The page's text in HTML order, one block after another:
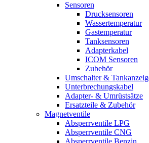
Sensoren
Drucksensoren
Wassertemperatur
Gastemperatur
Tanksensoren
Adapterkabel
ICOM Sensoren
Zubehör
Umschalter &
Unterbrechungskabel
Adapter- & Umrüstsätze
Ersatzteile & Zubehör
Magnetventile
Absperrventile LPG
Absperrventile CNG
Absperrventile Benzin